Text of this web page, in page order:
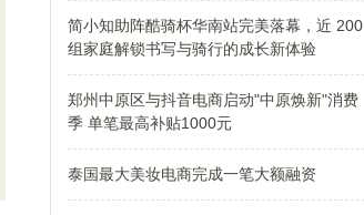
简小知助阵酷骑杯华南站完美落幕，近 200
组家庭解锁书写与骑行的成长新体验
郑州中原区与抖音电商启动"中原焕新"消费
季 单笔最高补贴1000元
泰国最大美妆电商完成一笔大额融资